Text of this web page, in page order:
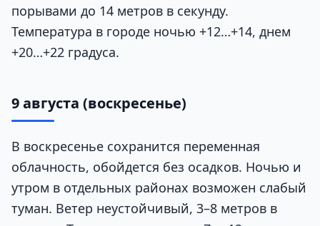
порывами до 14 метров в секунду.
Температура в городе ночью +12…+14, днем
+20…+22 градуса.
9 августа (воскресенье)
В воскресенье сохранится переменная
облачность, обойдется без осадков. Ночью и
утром в отдельных районах возможен слабый
туман. Ветер неустойчивый, 3–8 метров в